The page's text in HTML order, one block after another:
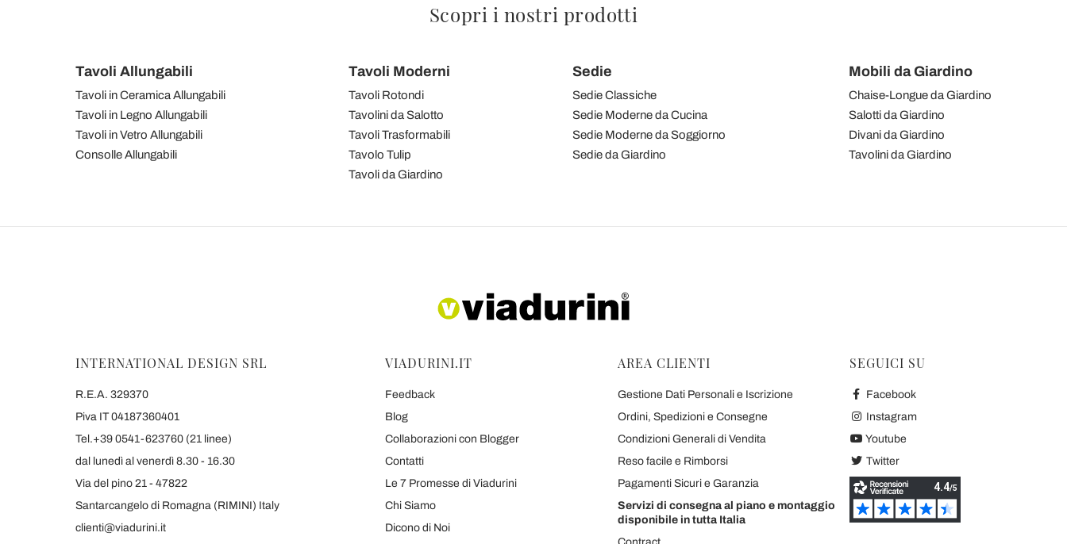
Scopri i nostri prodotti
Tavoli Allungabili
Tavoli in Ceramica Allungabili
Tavoli in Legno Allungabili
Tavoli in Vetro Allungabili
Consolle Allungabili
Tavoli Moderni
Tavoli Rotondi
Tavolini da Salotto
Tavoli Trasformabili
Tavolo Tulip
Tavoli da Giardino
Sedie
Sedie Classiche
Sedie Moderne da Cucina
Sedie Moderne da Soggiorno
Sedie da Giardino
Mobili da Giardino
Chaise-Longue da Giardino
Salotti da Giardino
Divani da Giardino
Tavolini da Giardino
INTERNATIONAL DESIGN SRL
R.E.A. 329370
Piva IT 04187360401
Tel.+39 0541-623760 (21 linee)
dal lunedì al venerdì 8.30 - 16.30
Via del pino 21 - 47822
Santarcangelo di Romagna (RIMINI) Italy
clienti@viadurini.it
VIADURINI.IT
Feedback
Blog
Collaborazioni con Blogger
Contatti
Le 7 Promesse di Viadurini
Chi Siamo
Dicono di Noi
AREA CLIENTI
Gestione Dati Personali e Iscrizione
Ordini, Spedizioni e Consegne
Condizioni Generali di Vendita
Reso facile e Rimborsi
Pagamenti Sicuri e Garanzia
Servizi di consegna al piano e montaggio
disponibile in tutta Italia
SEGUICI SU
Facebook
Instagram
Youtube
Twitter